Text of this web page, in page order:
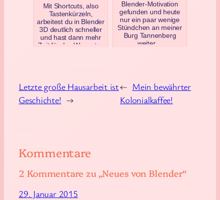
Mit Shortcuts, also
Tastenkürzeln,
arbeitest du in Blender
3D deutlich schneller
und hast dann mehr
Zeit für das Wesent…
Blender-Motivation
gefunden und heute
nur ein paar wenige
Stündchen an meiner
Burg Tannenberg
weiter…
← Mein bewährter
Kolonialkaffee!
Letzte große Hausarbeit ist
Geschichte! →
Kommentare
2 Kommentare zu „Neues von Blender“
29. Januar 2015